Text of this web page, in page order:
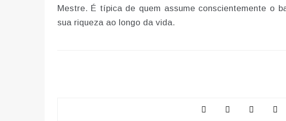
Mestre. É típica de quem assume conscientemente o
sua riqueza ao longo da vida.